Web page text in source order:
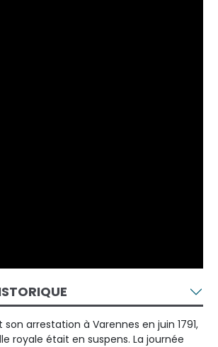
arrestation à Varennes en juin 1791,
royale était en suspens. La journée